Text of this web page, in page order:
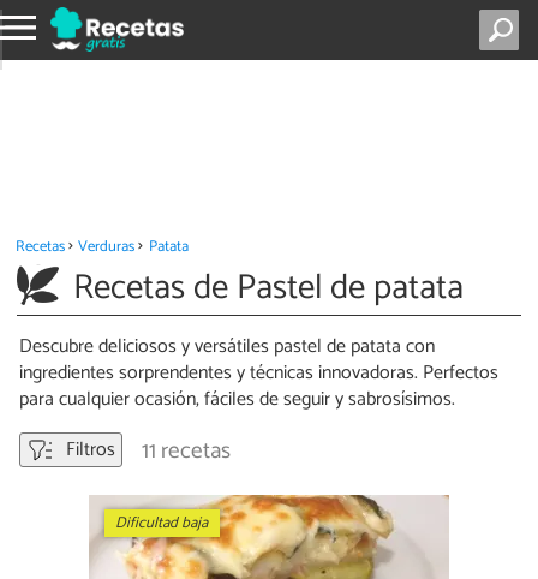
Recetas Verduras Patata
Recetas de Pastel de patata
Descubre deliciosos y versátiles pastel de patata con
ingredientes sorprendentes y técnicas innovadoras. Perfectos
para cualquier ocasión, fáciles de seguir y sabrosísimos.
Filtros
11 recetas
Dificultad baja